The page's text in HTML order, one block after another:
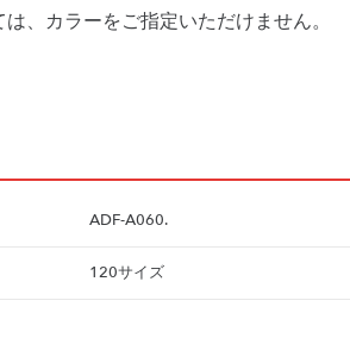
、カラーをご指定いただけません。
ADF-A060.
120サイズ